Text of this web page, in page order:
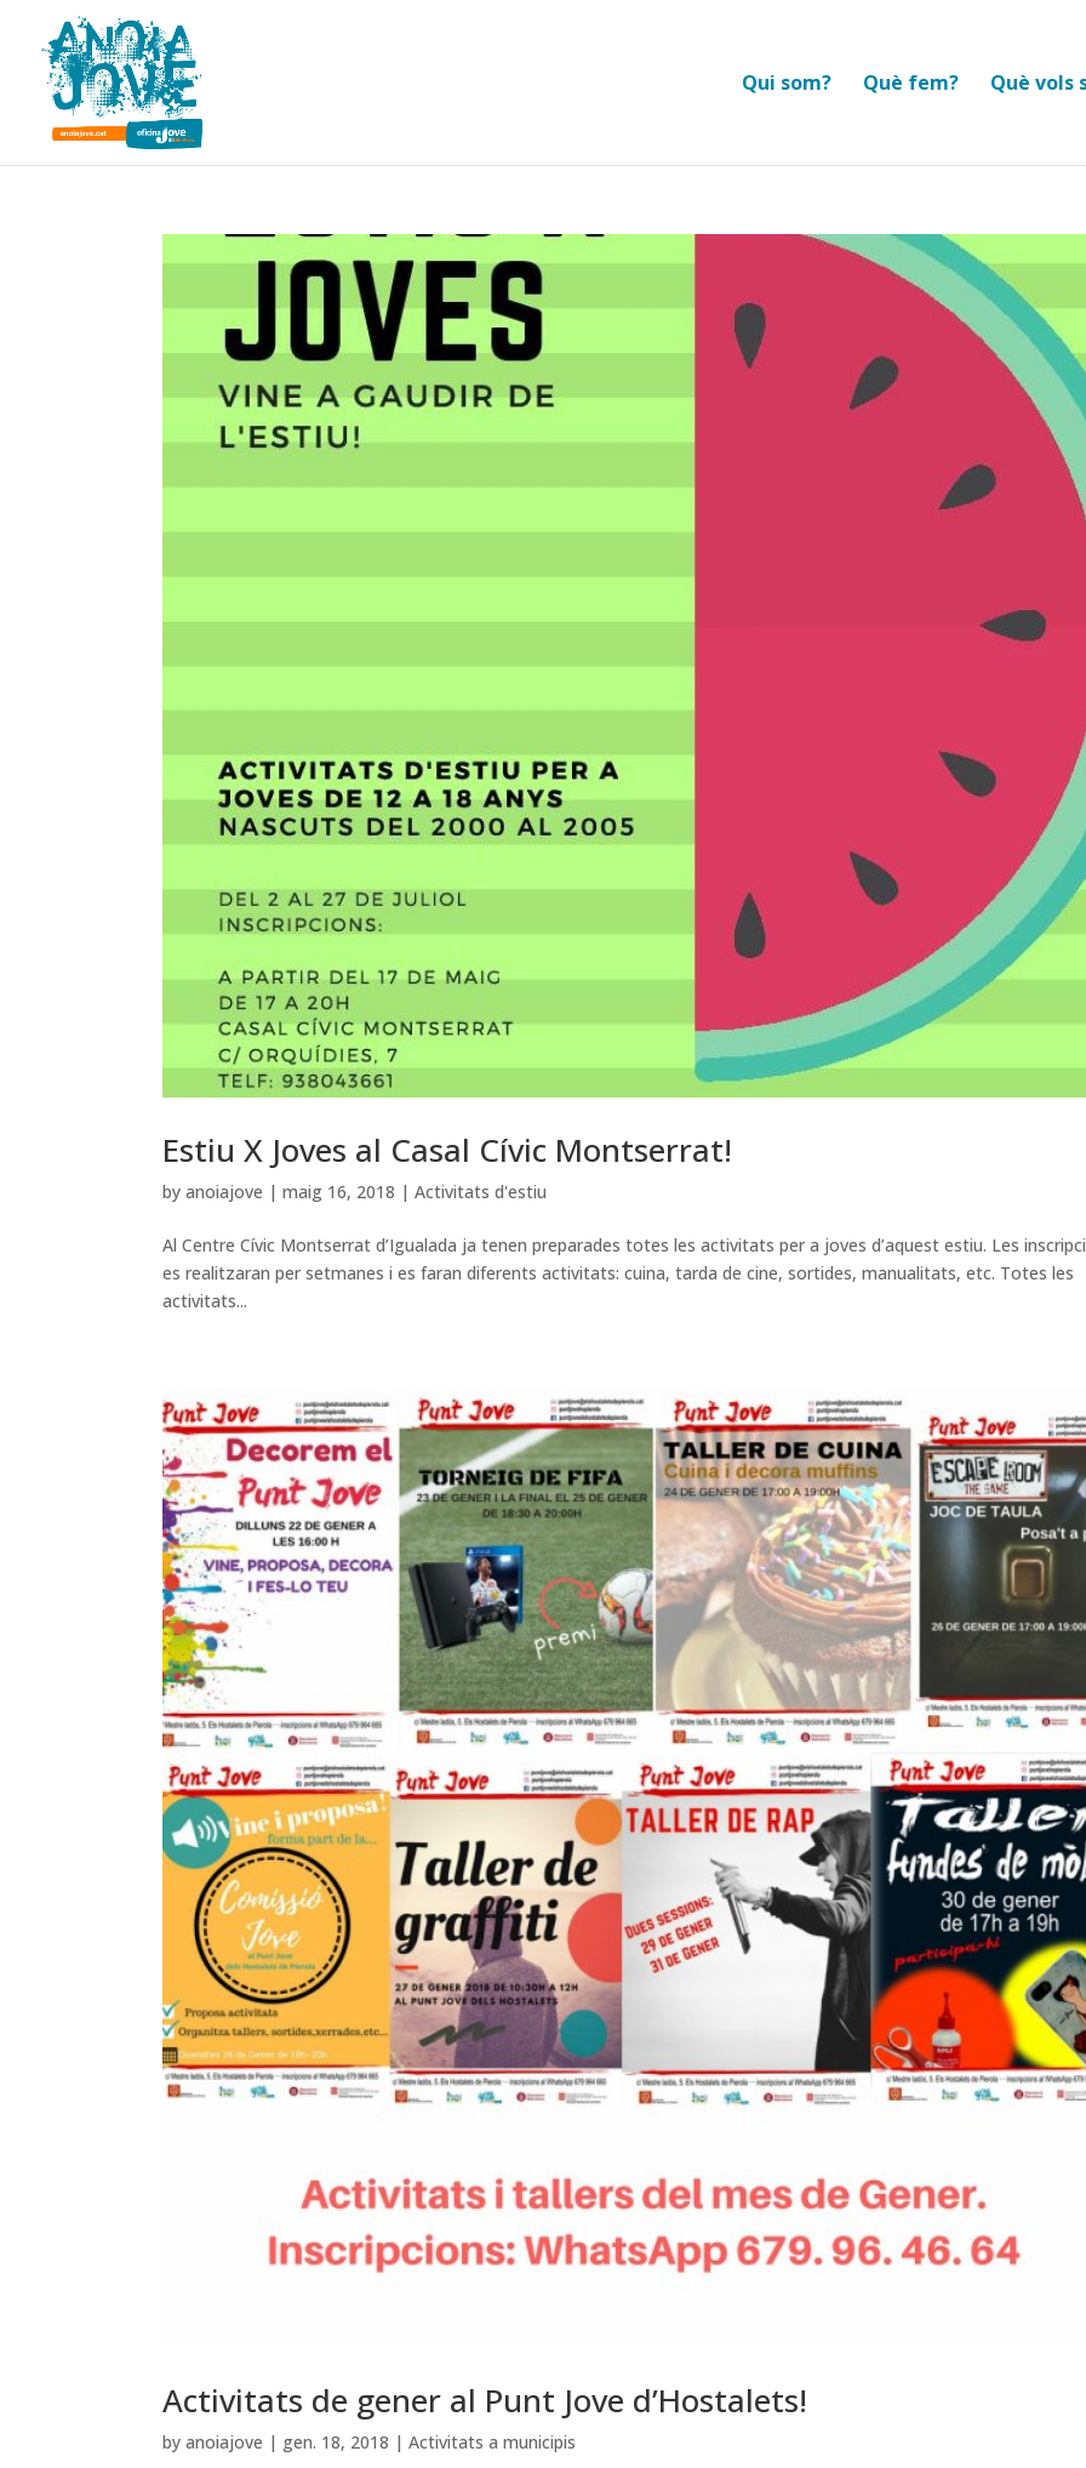
Qui som? Què fem? Què vols
Estiu X Joves al Casal Cívic Montserrat!
byanoiajove |maig 16, 2018 |Activitats d'estiu
Al Centre Cívic Montserrat d’Igualada ja tenen preparades totes les activitats per a joves d’aquest estiu. Les
es realitzaran per setmanes i es faran diferents activitats: cuina, tarda de cine, sortides, manualitats, etc. Totes les
activitats...
Activitats de gener al Punt Jove d’Hostalets!
byanoiajove | gen. 18, 2018 |Activitats a municipis